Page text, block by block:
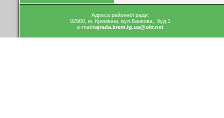
Адреса районної ради:
92900, м. Кремінна, вул.Банкова, буд.1
e-mail:rajrada.krem.lg.ua@ukr.net